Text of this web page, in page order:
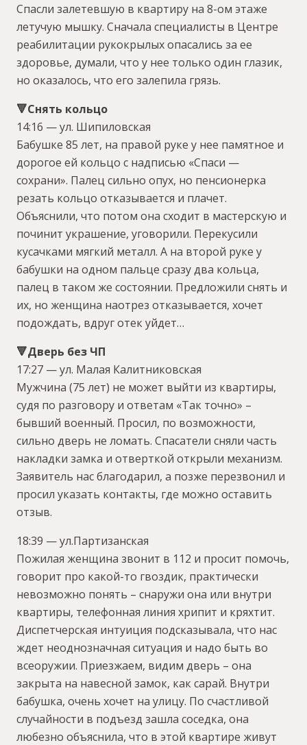
Спасли залетевшую в квартиру на 8-ом этаже
летучую мышку. Сначала специалисты в Центре
реабилитации рукокрылых опасались за ее
здоровье, думали, что у нее только один глазик,
но оказалось, что его залепила грязь.
🔻Снять кольцо
14:16 — ул. Шипиловская
Бабушке 85 лет, на правой руке у нее памятное и
дорогое ей кольцо с надписью «Спаси —
сохрани». Палец сильно опух, но пенсионерка
резать кольцо отказывается и плачет.
Объяснили, что потом она сходит в мастерскую и
починит украшение, уговорили. Перекусили
кусачками мягкий металл. А на второй руке у
бабушки на одном пальце сразу два кольца,
палец в таком же состоянии. Предложили снять и
их, но женщина наотрез отказывается, хочет
подождать, вдруг отек уйдет…
🔻Дверь без ЧП
17:27 — ул. Малая Калитниковская
Мужчина (75 лет) не может выйти из квартиры,
судя по разговору и ответам «Так точно» –
бывший военный. Просил, по возможности,
сильно дверь не ломать. Спасатели сняли часть
накладки замка и отверткой открыли механизм.
Заявитель нас благодарил, а позже перезвонил и
просил указать контакты, где можно оставить
отзыв.
18:39 — ул.Партизанская
Пожилая женщина звонит в 112 и просит помочь,
говорит про какой-то гвоздик, практически
невозможно понять – снаружи она или внутри
квартиры, телефонная линия хрипит и кряхтит.
Диспетчерская интуиция подсказывала, что нас
ждет неоднозначная ситуация и надо быть во
всеоружии. Приезжаем, видим дверь – она
закрыта на навесной замок, как сарай. Внутри
бабушка, очень хочет на улицу. По счастливой
случайности в подъезд зашла соседка, она
любезно объяснила, что в этой квартире живут